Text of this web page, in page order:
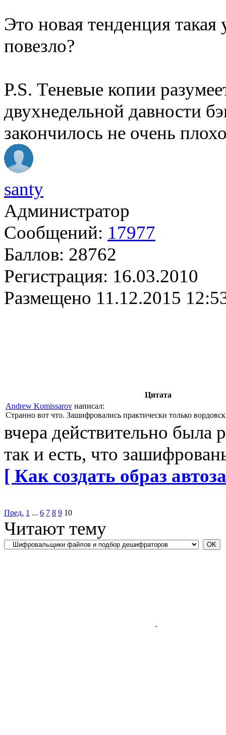
Это новая тенденция
повезло?
P.S. Теневые копии
двухнедельной давности
закончилось не очень
santy
Администратор
Сообщений: 17977
Баллов: 28762
Регистрация: 16.03.2010
Размещено 11.12.2015
Цитата
Andrew Komissarov написал:
Странно вот что. Зашифровались практически только
вчера действительно
так и есть, что
[ Как создать образ
Пред. 1 ... 6 7 8 9 10
Читают тему